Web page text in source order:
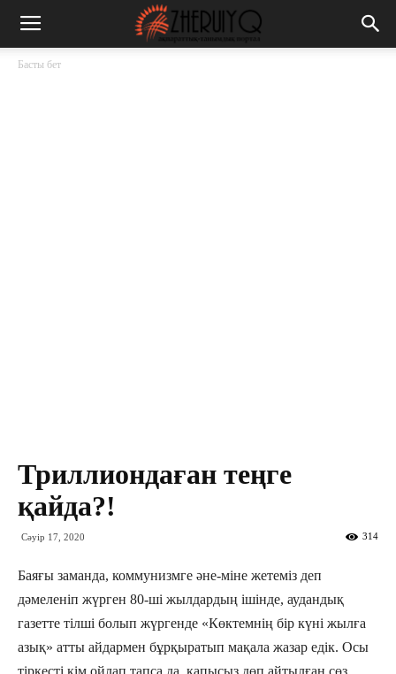
Басты бет
Триллиондаған теңге
қайда?!
Сәуір 17, 2020 314
Баяғы заманда, коммунизмге әне-міне жетеміз деп
дәмеленіп жүрген 80-ші жылдардың ішінде, аудандық
газетте тілші болып жүргенде «Көктемнің бір күні жылға
азық» атты айдармен бұрқыратып мақала жазар едік. Осы
тіркесті кім ойлап тапса да, қапысыз дөп айтылған сөз.